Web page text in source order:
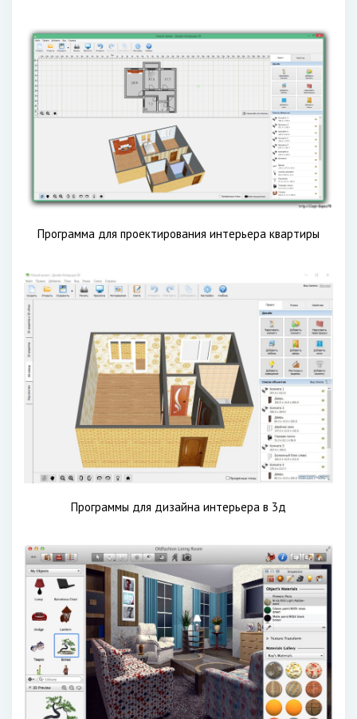
Программа для проектирования интерьера квартиры
Программы для дизайна интерьера в 3д